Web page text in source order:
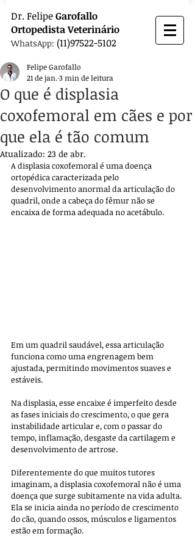
Dr. FelipeGarofallo
OrtopedistaVeterinário
WhatsApp: (11)97522-5102
O que é displasia
coxofemoral em cães e por
que ela é tão comum
Felipe Garofallo
21 de jan. 3 min de leitura
Atualizado: 23 de abr.
A displasia coxofemoral é uma doença
ortopédica caracterizada pelo
desenvolvimento anormal da articulação do
quadril, onde a cabeça do fêmur não se
encaixa de forma adequada no acetábulo.
Em um quadril saudável, essa articulação
funciona como uma engrenagem bem
ajustada, permitindo movimentos suaves e
estáveis.
Na displasia, esse encaixe é imperfeito desde
as fases iniciais do crescimento, o que gera
instabilidade articular e, com o passar do
tempo, inflamação, desgaste da cartilagem e
desenvolvimento de artrose.
Diferentemente do que muitos tutores
imaginam, a displasia coxofemoral não é uma
doença que surge subitamente na vida adulta.
Ela se inicia ainda no período de crescimento
do cão, quando ossos, músculos e ligamentos
estão em formação.